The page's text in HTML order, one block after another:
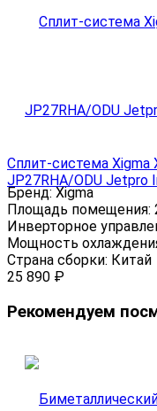
Сплит-система Xigma
JP27RHA/ODU Jetpro
Бренд:Xigma
Площадь помещения:
Инверторное
Мощность
Страна сборки: Китай
25 890 ₽
Рекомендуем